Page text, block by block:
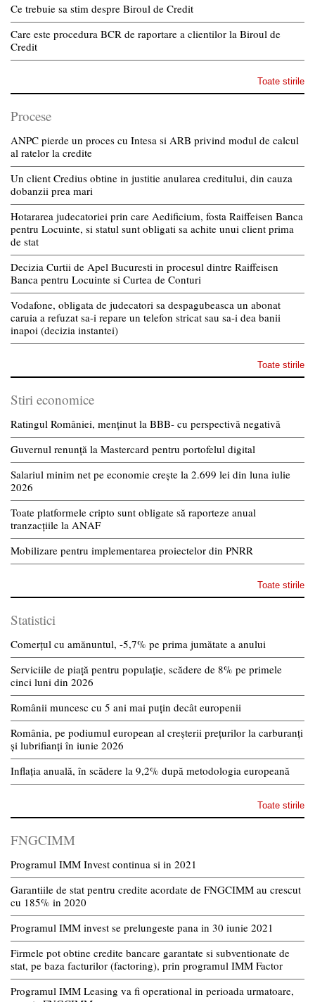
Ce trebuie sa stim despre Biroul de Credit
Care este procedura BCR de raportare a clientilor la Biroul de
Credit
Toate stirile
Procese
ANPC pierde un proces cu Intesa si ARB privind modul de calcul
al ratelor la credite
Un client Credius obtine in justitie anularea creditului, din cauza
dobanzii prea mari
Hotararea judecatoriei prin care Aedificium, fosta Raiffeisen Banca
pentru Locuinte, si statul sunt obligati sa achite unui client prima
de stat
Decizia Curtii de Apel Bucuresti in procesul dintre Raiffeisen
Banca pentru Locuinte si Curtea de Conturi
Vodafone, obligata de judecatori sa despagubeasca un abonat
caruia a refuzat sa-i repare un telefon stricat sau sa-i dea banii
inapoi (decizia instantei)
Toate stirile
Stiri economice
Ratingul României, menținut la BBB- cu perspectivă negativă
Guvernul renunță la Mastercard pentru portofelul digital
Salariul minim net pe economie crește la 2.699 lei din luna iulie
2026
Toate platformele cripto sunt obligate să raporteze anual
tranzacțiile la ANAF
Mobilizare pentru implementarea proiectelor din PNRR
Toate stirile
Statistici
Comerțul cu amănuntul, -5,7% pe prima jumătate a anului
Serviciile de piață pentru populație, scădere de 8% pe primele
cinci luni din 2026
Românii muncesc cu 5 ani mai puțin decât europenii
România, pe podiumul european al creșterii prețurilor la carburanți
și lubrifianți în iunie 2026
Inflația anuală, în scădere la 9,2% după metodologia europeană
Toate stirile
FNGCIMM
Programul IMM Invest continua si in 2021
Garantiile de stat pentru credite acordate de FNGCIMM au crescut
cu 185% in 2020
Programul IMM invest se prelungeste pana in 30 iunie 2021
Firmele pot obtine credite bancare garantate si subventionate de
stat, pe baza facturilor (factoring), prin programul IMM Factor
Programul IMM Leasing va fi operational in perioada urmatoare,